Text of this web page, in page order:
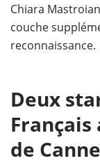
Chiara
couche
reconnaissance.
Deux
de